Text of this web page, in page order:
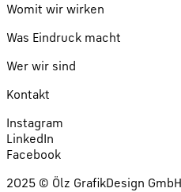
Womit wir wirken
Was Eindruck macht
Wer wir sind
Kontakt
Instagram
LinkedIn
Facebook
2025 © Ölz GrafikDesign GmbH